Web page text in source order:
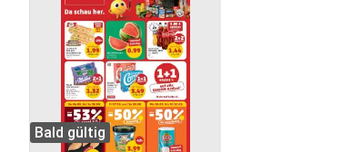
Bald gültig